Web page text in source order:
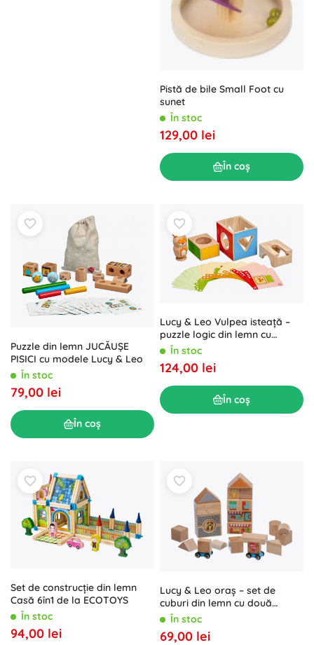
Pistă de bile Small Foot cu
sunet
În stoc
129,00 lei
În coș
Puzzle din lemn JUCĂUȘE
PISICI cu modele Lucy & Leo
În stoc
79,00 lei
În coș
Lucy & Leo Vulpea isteață –
puzzle logic din lemn cu
carduri de sarcini
În stoc
124,00 lei
În coș
Set de construcție din lemn
Casă 6în1 de la ECOTOYS
În stoc
94,00 lei
Lucy & Leo oraș – set de
cuburi din lemn cu două
mașinuțe, 25 piese
În stoc
69,00 lei